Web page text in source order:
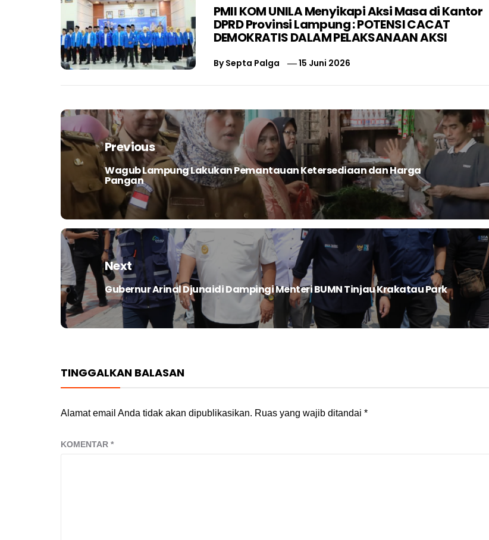
PMII KOM UNILA Menyikapi Aksi Masa di Kantor
DPRD Provinsi Lampung : POTENSI CACAT
DEMOKRATIS DALAM PELAKSANAAN AKSI
BySepta Palga 15 Juni 2026
Navigasi
pos
Previous
Previous
post:
Wagub Lampung Lakukan Pemantauan Ketersediaan dan Harga
Pangan
Next
Next
post:
Gubernur Arinal Djunaidi Dampingi Menteri BUMN Tinjau Krakatau Park
TINGGALKAN BALASAN
Alamat email Anda tidak akan dipublikasikan. Ruas yang wajib ditandai *
KOMENTAR *